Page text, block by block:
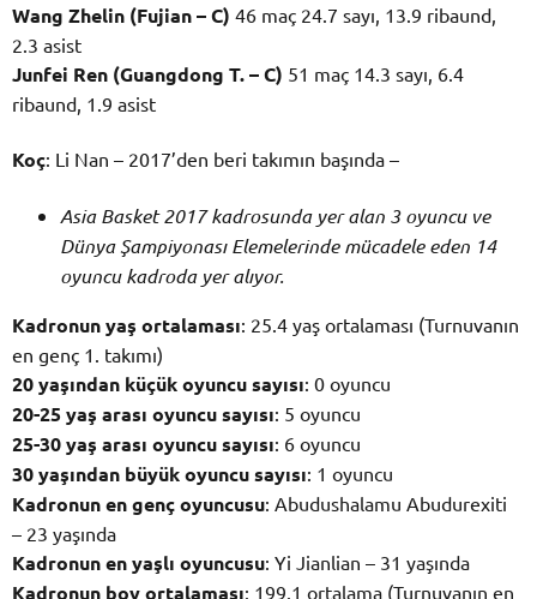
Wang Zhelin (Fujian – C) 46 maç 24.7 sayı, 13.9 ribaund,
2.3 asist
Junfei Ren (Guangdong T. – C) 51 maç 14.3 sayı, 6.4
ribaund, 1.9 asist
Koç: Li Nan – 2017’den beri takımın başında –
Asia Basket 2017 kadrosunda yer alan 3 oyuncu ve
Dünya Şampiyonası Elemelerinde mücadele eden 14
oyuncu kadroda yer alıyor.
Kadronun yaş ortalaması: 25.4 yaş ortalaması (Turnuvanın
en genç 1. takımı)
20 yaşından küçük oyuncu sayısı: 0 oyuncu
20-25 yaş arası oyuncu sayısı: 5 oyuncu
25-30 yaş arası oyuncu sayısı: 6 oyuncu
30 yaşından büyük oyuncu sayısı: 1 oyuncu
Kadronun en genç oyuncusu: Abudushalamu Abudurexiti
– 23 yaşında
Kadronun en yaşlı oyuncusu: Yi Jianlian – 31 yaşında
Kadronun boy ortalaması: 199.1 ortalama (Turnuvanın en